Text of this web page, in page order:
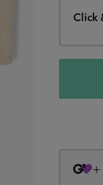
Click
+